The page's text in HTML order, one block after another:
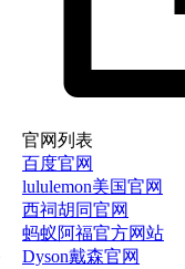
官网列表
百度官网
lululemon美国官网
西祠胡同官网
蚂蚁阿福官方网站
Dyson戴森官网